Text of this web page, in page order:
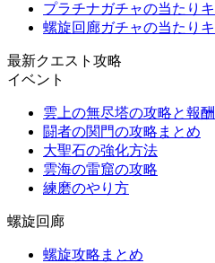
プラチナガチャの当たり
螺旋回廊ガチャの当たり
最新クエスト攻略
イベント
雲上の無尽塔の攻略と報酬
闘者の関門の攻略まとめ
大聖石の強化方法
雲海の雷窟の攻略
練磨のやり方
螺旋回廊
螺旋攻略まとめ